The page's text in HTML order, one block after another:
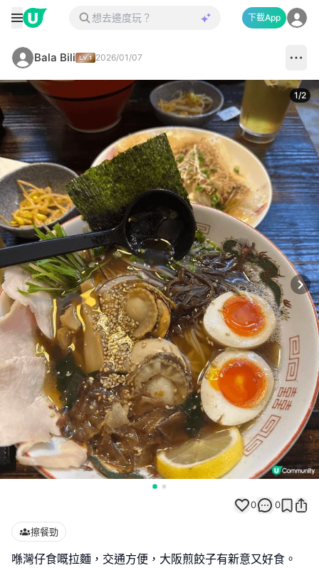
下載App
Bala Bili 2026/01/07
1/2
0 0
擦餐勁